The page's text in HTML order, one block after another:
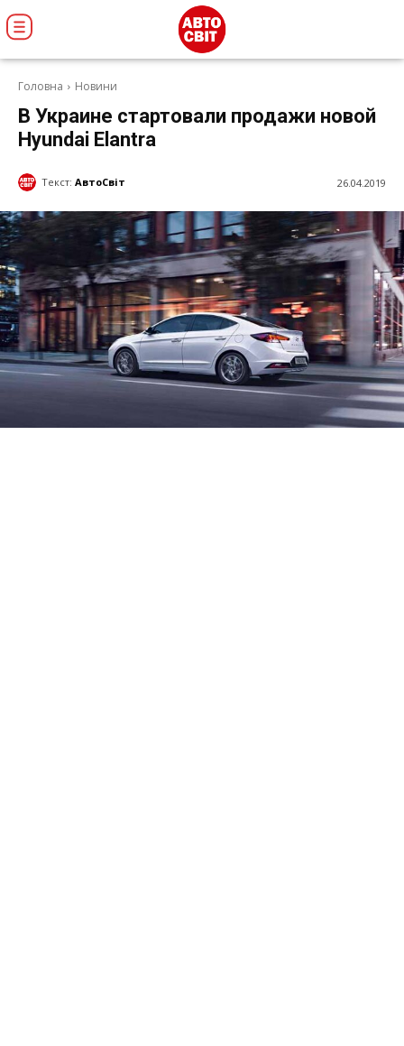
Головна Новини
В Украине стартовали продажи новой
Hyundai Elantra
Текст: АвтоСвіт 26.04.2019